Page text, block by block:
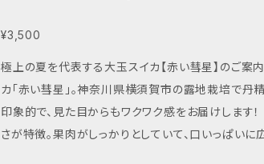
ください！
¥3,500
極上の夏を代表する大玉スイカ【赤い彗星】のご案内 夏の楽しみを詰め込んだ、4.5kg以上の大玉スイ
カ「赤い彗星」。神奈川県横須賀市の露地栽培で丹
印象的で、見た目からもワクワク感をお届けします！ 「赤い彗星」は、シャリッとした食感と驚くほどの甘
さが特徴。果肉がしっかりとしていて、口いっぱい